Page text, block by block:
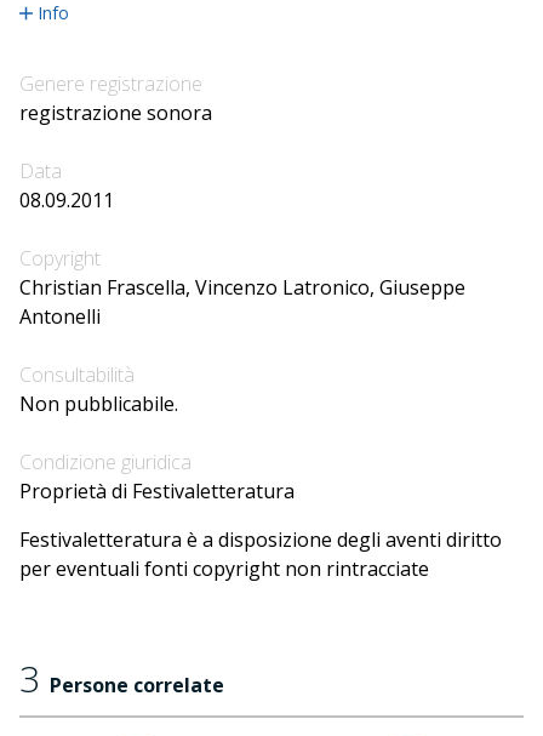
Info
Genere registrazione
registrazione sonora
Data
08.09.2011
Copyright
Christian Frascella, Vincenzo Latronico, Giuseppe
Antonelli
Consultabilità
Non pubblicabile.
Condizione giuridica
Proprietà di Festivaletteratura
Festivaletteratura è a disposizione degli aventi diritto
per eventuali fonti copyright non rintracciate
3 Persone correlate